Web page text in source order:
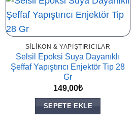
SILIKON & YAPIŞTIRICILAR
Selsil Epoksi Suya Dayanıklı
Şeffaf Yapıştırıcı Enjektör Tip 28
Gr
149,00₺
SEPETE EKLE